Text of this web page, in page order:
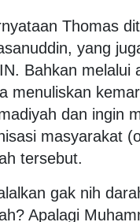
Thomas
yang
Bahkan melalui
menuliskan
dan ingin
masyarakat
tersebut.
gak nih
Apalagi